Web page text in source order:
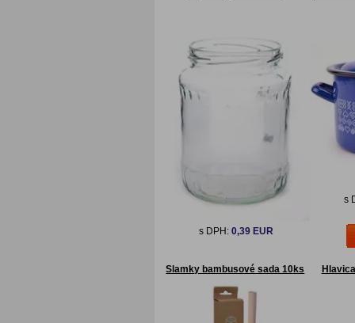
s DPH:0,39 EUR
s
Slamky bambusové sada 10ks